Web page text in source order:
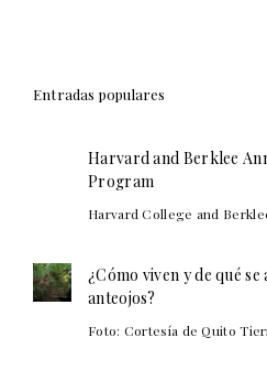
Entradas populares
Harvard and Berklee
Program
Harvard College and
¿Cómo viven y de qué
anteojos?
Foto: Cortesía de Quito